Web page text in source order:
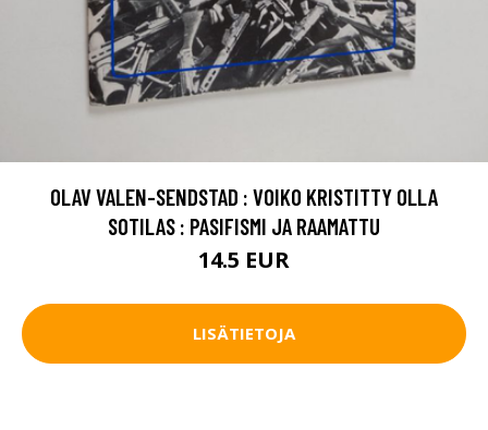
OLAV VALEN-SENDSTAD : VOIKO KRISTITTY OLLA
SOTILAS : PASIFISMI JA RAAMATTU
14.5 EUR
LISÄTIETOJA